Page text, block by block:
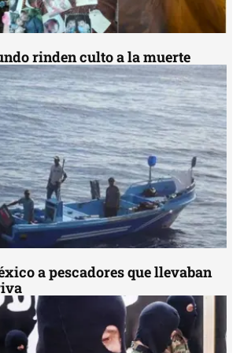
rinden culto a la muerte
a pescadores que llevaban